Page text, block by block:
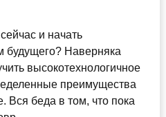
и начать
будущего? Наверняка
высокотехнологичное
преимущества
Вся беда в том, что пока